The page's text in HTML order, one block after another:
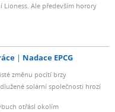
Lioness. Ale především horory
Nadace EPCG
změnu pocítí brzy
solární společnosti hrozí
otřásl okolím